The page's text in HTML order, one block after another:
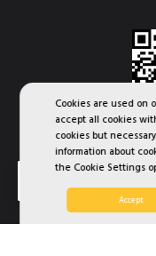
Cookies are used on
accept all cookies
cookies but
information about
the Cookie Settings
Accept